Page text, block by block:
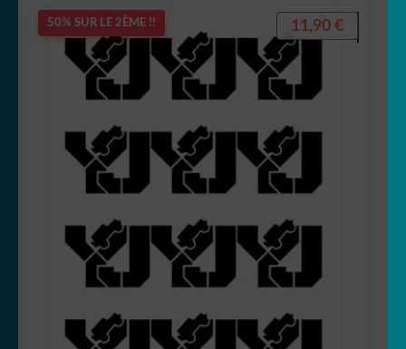
50% SUR LE 2ÈME !! 11,90 €